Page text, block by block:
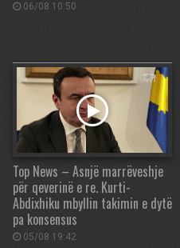
06/08 10:50
Top News – Asnjë marrëveshje
për qeverinë e re. Kurti-
Abdixhiku mbyllin takimin e dytë
pa konsensus
05/08 19:42